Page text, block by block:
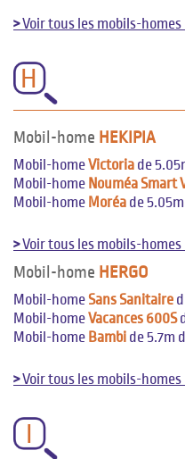
>Voir tous les mobils-
H
Mobil-home HEKIPIA
Mobil-homeVictoria de
Mobil-home Nouméa Smart
Mobil-home Moréa de
>Voir tous les mobils-
Mobil-home HERGO
Mobil-homeSans Sanitaire
Mobil-homeVacances 600S
Mobil-home Bambi de 5.7m
>Voir tous les mobils-
I